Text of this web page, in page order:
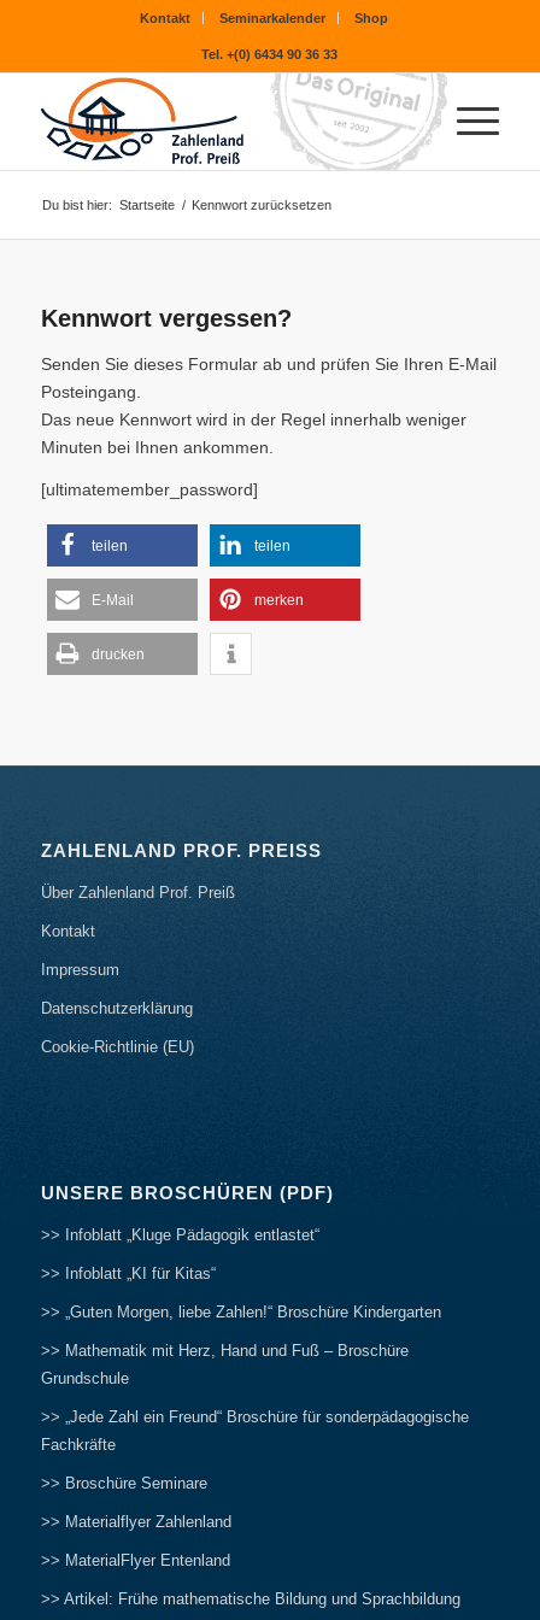
Kontakt Seminarkalender Shop
Tel. +(0) 6434 90 36 33
Du bist hier: Startseite / Kennwort zurücksetzen
Kennwort vergessen?
Senden Sie dieses Formular ab und prüfen Sie Ihren E-Mail
Posteingang.
Das neue Kennwort wird in der Regel innerhalb weniger
Minuten bei Ihnen ankommen.
[ultimatemember_password]
teilen teilen
E-Mail merken
drucken
ZAHLENLAND PROF. PREISS
Über Zahlenland Prof. Preiß
Kontakt
Impressum
Datenschutzerklärung
Cookie-Richtlinie (EU)
UNSERE BROSCHÜREN (PDF)
>> Infoblatt „Kluge Pädagogik entlastet“
>> Infoblatt „KI für Kitas“
>> „Guten Morgen, liebe Zahlen!“ Broschüre Kindergarten
>> Mathematik mit Herz, Hand und Fuß – Broschüre
Grundschule
>> „Jede Zahl ein Freund“ Broschüre für sonderpädagogische
Fachkräfte
>> Broschüre Seminare
>> Materialflyer Zahlenland
>> MaterialFlyer Entenland
>> Artikel: Frühe mathematische Bildung und Sprachbildung